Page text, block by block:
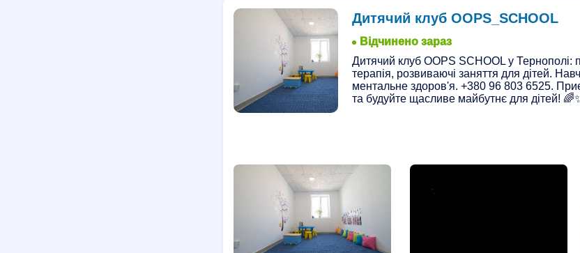
Секція боксу
Товари для боксу
Рукопашний бій для дітей
ММА секції
Тренажерні зали
Дитячий клуб OOPS_SCHOOL
Відчинено зараз
Дитячий клуб OOPS SCHOOL у Тернополі:
терапія, розвиваючі заняття для дітей.
ментальне здоров'я. +380 96 803 6525.
та будуйте щасливе майбутнє для дітей!